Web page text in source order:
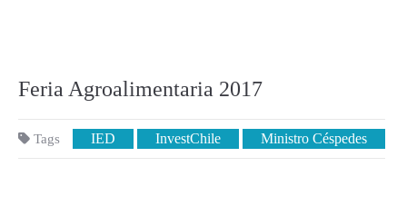
Feria Agroalimentaria 2017
Tags IED InvestChile Ministro Céspedes